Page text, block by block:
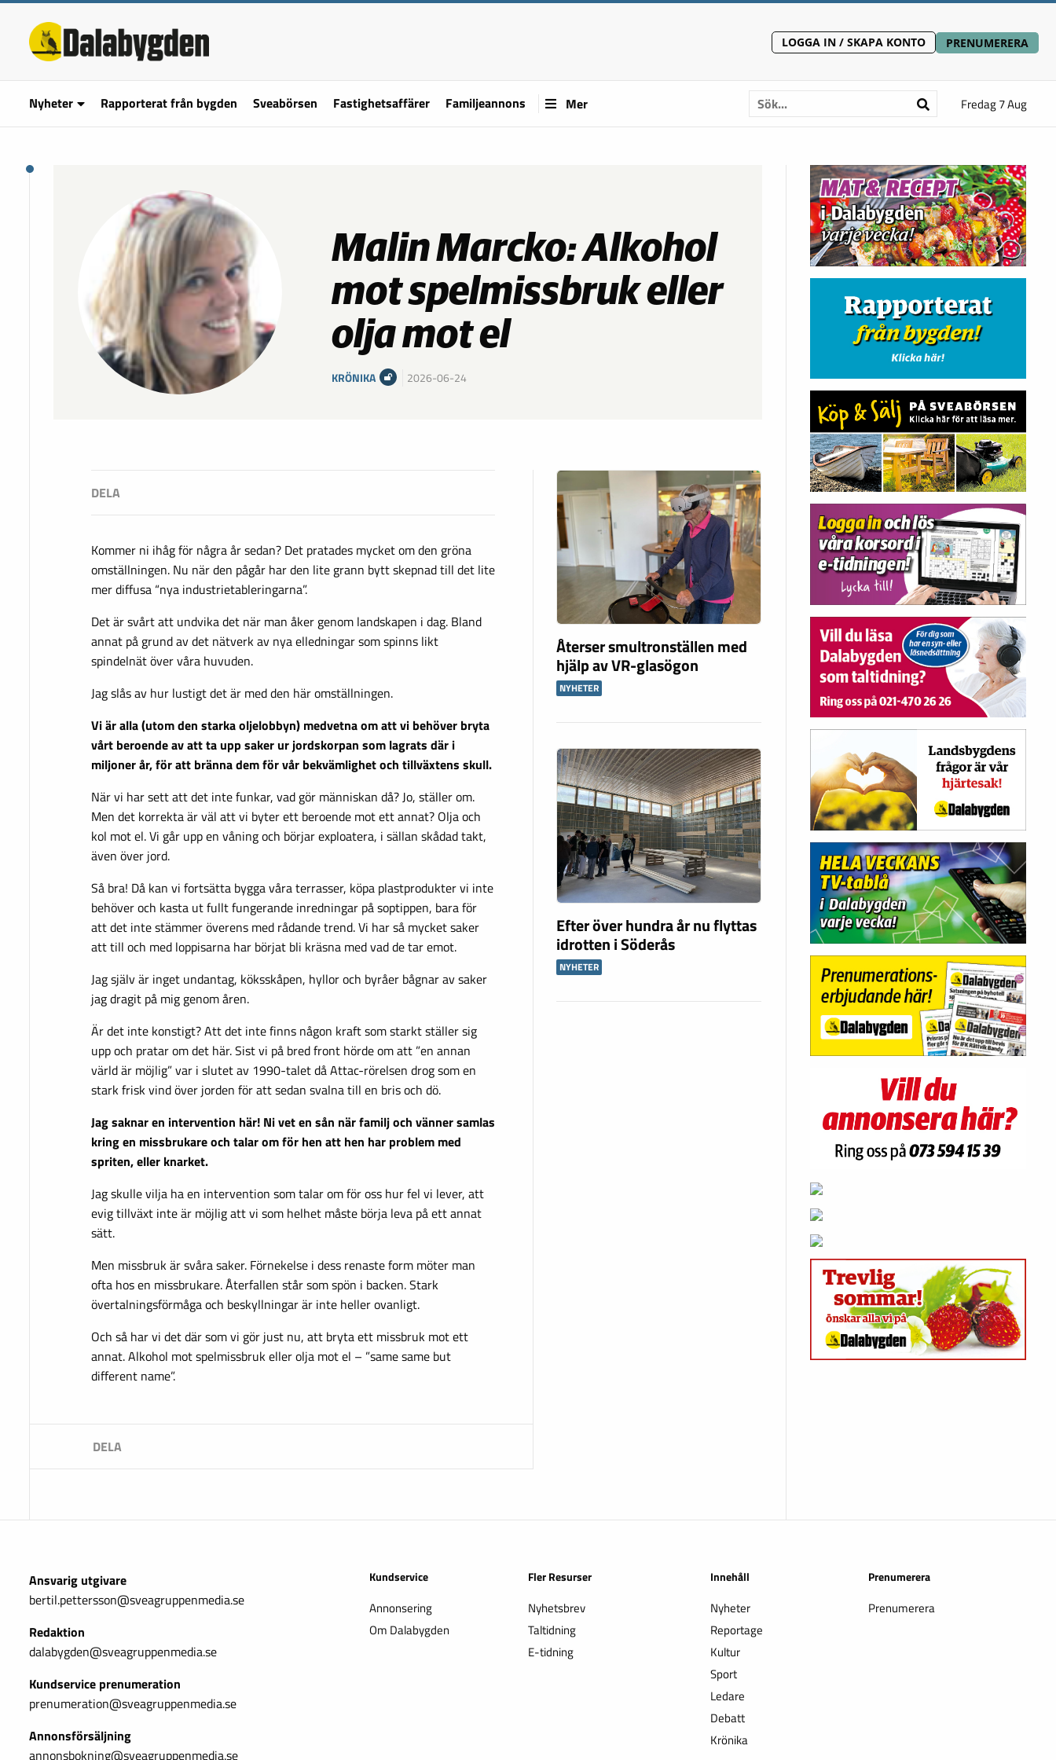
LOGGA IN / SKAPA KONTO PRENUMERERA
Nyheter Rapporterat från bygden Sveabörsen Fastighetsaffärer Familjeannons Mer Fredag 7 Aug
Malin Marcko: Alkohol
mot spelmissbruk eller
olja mot el
KRÖNIKA 2026-06-24
Kommer ni ihåg för några år sedan? Det pratades mycket om den gröna
omställningen. Nu när den pågår har den lite grann bytt skepnad till det lite
mer diffusa “nya industrietableringarna”.
Det är svårt att undvika det när man åker genom landskapen i dag. Bland
annat på grund av det nätverk av nya elledningar som spinns likt
spindelnät över våra huvuden.
Jag slås av hur lustigt det är med den här omställningen.
Vi är alla (utom den starka oljelobbyn) medvetna om att vi behöver bryta
vårt beroende av att ta upp saker ur jordskorpan som lagrats där i
miljoner år, för att bränna dem för vår bekvämlighet och tillväxtens skull.
När vi har sett att det inte funkar, vad gör människan då? Jo, ställer om.
Men det korrekta är väl att vi byter ett beroende mot ett annat? Olja och
kol mot el. Vi går upp en våning och börjar exploatera, i sällan skådad takt,
även över jord.
Så bra! Då kan vi fortsätta bygga våra terrasser, köpa plastprodukter vi inte
behöver och kasta ut fullt fungerande inredningar på soptippen, bara för
att det inte stämmer överens med rådande trend. Vi har så mycket saker
att till och med loppisarna har börjat bli kräsna med vad de tar emot.
Jag själv är inget undantag, köksskåpen, hyllor och byråer bågnar av saker
jag dragit på mig genom åren.
Är det inte konstigt? Att det inte finns någon kraft som starkt ställer sig
upp och pratar om det här. Sist vi på bred front hörde om att ”en annan
värld är möjlig” var i slutet av 1990-talet då Attac-rörelsen drog som en
stark frisk vind över jorden för att sedan svalna till en bris och dö.
Jag saknar en intervention här! Ni vet en sån när familj och vänner samlas
kring en missbrukare och talar om för hen att hen har problem med
spriten, eller knarket.
Jag skulle vilja ha en intervention som talar om för oss hur fel vi lever, att
evig tillväxt inte är möjlig att vi som helhet måste börja leva på ett annat
sätt.
Men missbruk är svåra saker. Förnekelse i dess renaste form möter man
ofta hos en missbrukare. Återfallen står som spön i backen. Stark
övertalningsförmåga och beskyllningar är inte heller ovanligt.
Och så har vi det där som vi gör just nu, att bryta ett missbruk mot ett
annat. Alkohol mot spelmissbruk eller olja mot el – ”same same but
different name”.
Återser smultronställen med
hjälp av VR-glasögon
NYHETER
Efter över hundra år nu flyttas
idrotten i Söderås
NYHETER
Ansvarig utgivare
bertil.pettersson@sveagruppenmedia.se
Redaktion
dalabygden@sveagruppenmedia.se
Kundservice prenumeration
prenumeration@sveagruppenmedia.se
Annonsförsäljning
annonsbokning@sveagruppenmedia.se
Kundservice
Annonsering
Om Dalabygden
Fler Resurser
Nyhetsbrev
Taltidning
E-tidning
Innehåll
Nyheter
Reportage
Kultur
Sport
Ledare
Debatt
Krönika
Prenumerera
Prenumerera